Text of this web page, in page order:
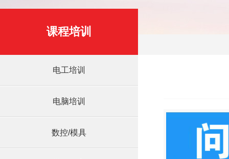
课程培训
电工培训
电脑培训
数控/模具